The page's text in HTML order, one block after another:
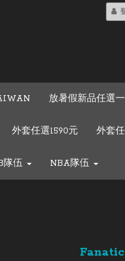
放暑假新品任選
外套任選1590元 外套
隊伍 NBA隊伍